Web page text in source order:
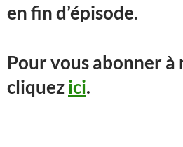
en fin d’épisode.
Pour vous abonner
cliquezici.